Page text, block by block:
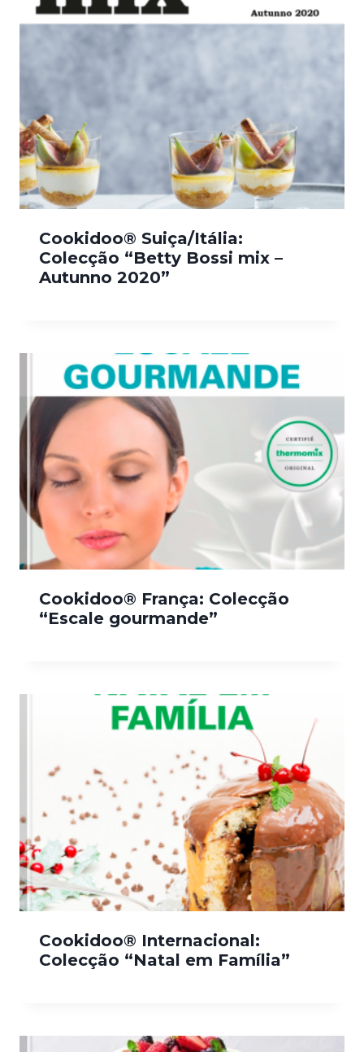
Cookidoo® Suiça/Itália:
Colecção “Betty Bossi mix –
Autunno 2020”
Cookidoo® França: Colecção
“Escale gourmande”
Cookidoo® Internacional:
Colecção “Natal em Família”